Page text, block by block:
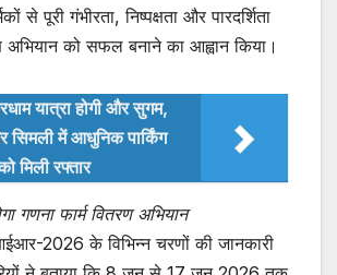
से पूरी गंभीरता, निष्पक्षता और पारदर्शिता
अभियान को सफल बनाने का आह्वान किया।
यात्रा होगी और सुगम,
सिमली में आधुनिक पार्किंग
मिली रफ्तार
गणना फार्म वितरण अभियान
2026 के विभिन्न चरणों की जानकारी